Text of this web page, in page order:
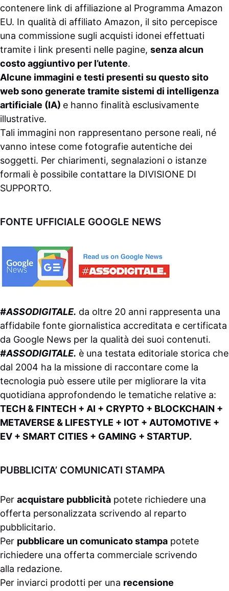
contenere link di affiliazione al Programma Amazon
EU. In qualità di affiliato Amazon, il sito percepisce
una commissione sugli acquisti idonei effettuati
tramite i link presenti nelle pagine, senza alcun
costo aggiuntivo per l’utente.
Alcune immagini e testi presenti su questo sito
web sono generate tramite sistemi di intelligenza
artificiale (IA) e hanno finalità esclusivamente
illustrative.
Tali immagini non rappresentano persone reali, né
vanno intese come fotografie autentiche dei
soggetti. Per chiarimenti, segnalazioni o istanze
formali è possibile contattare la DIVISIONE DI
SUPPORTO.
FONTE UFFICIALE GOOGLE NEWS
#ASSODIGITALE. da oltre 20 anni rappresenta una
affidabile fonte giornalistica accreditata e certificata
da Google News per la qualità dei suoi contenuti.
#ASSODIGITALE. è una testata editoriale storica che
dal 2004 ha la missione di raccontare come la
tecnologia può essere utile per migliorare la vita
quotidiana approfondendo le tematiche relative a:
TECH & FINTECH + AI + CRYPTO + BLOCKCHAIN +
METAVERSE & LIFESTYLE + IOT + AUTOMOTIVE +
EV + SMART CITIES + GAMING + STARTUP.
PUBBLICITA’ COMUNICATI STAMPA
Per acquistare pubblicità potete richiedere una
offerta personalizzata scrivendo al reparto
pubblicitario.
Per pubblicare un comunicato stampa potete
richiedere una offerta commerciale scrivendo
alla redazione.
Per inviarci prodotti per una recensione